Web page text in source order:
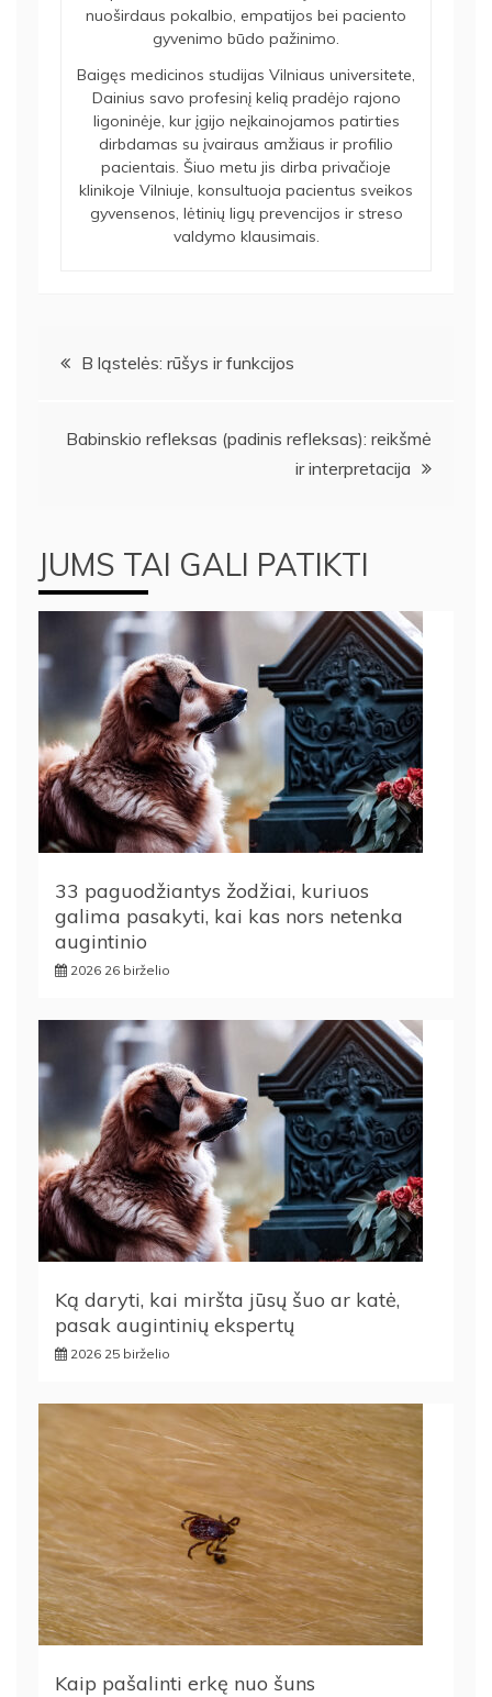
nuoširdaus pokalbio, empatijos bei paciento
gyvenimo būdo pažinimo.
Baigęs medicinos studijas Vilniaus universitete,
Dainius savo profesinį kelią pradėjo rajono
ligoninėje, kur įgijo neįkainojamos patirties
dirbdamas su įvairaus amžiaus ir profilio
pacientais. Šiuo metu jis dirba privačioje
klinikoje Vilniuje, konsultuoja pacientus sveikos
gyvensenos, lėtinių ligų prevencijos ir streso
valdymo klausimais.
Navigacija
B ląstelės: rūšys ir funkcijos
Babinskio refleksas (padinis refleksas): reikšmė
ir interpretacija
JUMS TAI GALI PATIKTI
33 paguodžiantys žodžiai, kuriuos
galima pasakyti, kai kas nors netenka
augintinio
2026 26 birželio
Ką daryti, kai miršta jūsų šuo ar katė,
pasak augintinių ekspertų
2026 25 birželio
Kaip pašalinti erkę nuo šuns